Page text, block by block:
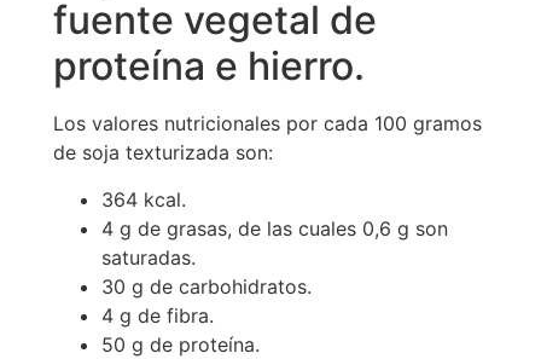
fuente vegetal de
proteína e hierro.
Los valores nutricionales por cada 100 gramos
de soja texturizada son:
364 kcal.
4 g de grasas, de las cuales 0,6 g son
saturadas.
30 g de carbohidratos.
4 g de fibra.
50 g de proteína.